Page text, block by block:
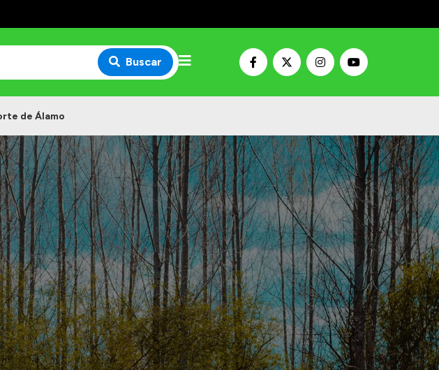
Buscar
de Álamo